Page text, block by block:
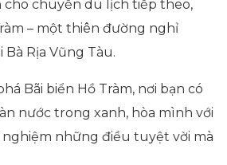
cho chuyến du lịch tiếp theo,
– một thiên đường nghỉ
Rịa Vũng Tàu.
Bãi biển Hồ Tràm, nơi bạn có
nước trong xanh, hòa mình với
nghiệm những điều tuyệt vời mà